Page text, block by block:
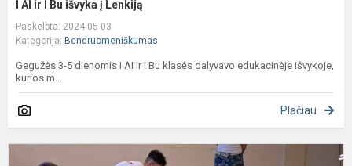
I AI ir I Bu išvyka į Lenkiją
Paskelbta: 2024-05-03
Kategorija: Bendruomeniškumas
Gegužės 3-5 dienomis I AI ir I Bu klasės dalyvavo edukacinėje išvykoje,
kurios m...
Plačiau